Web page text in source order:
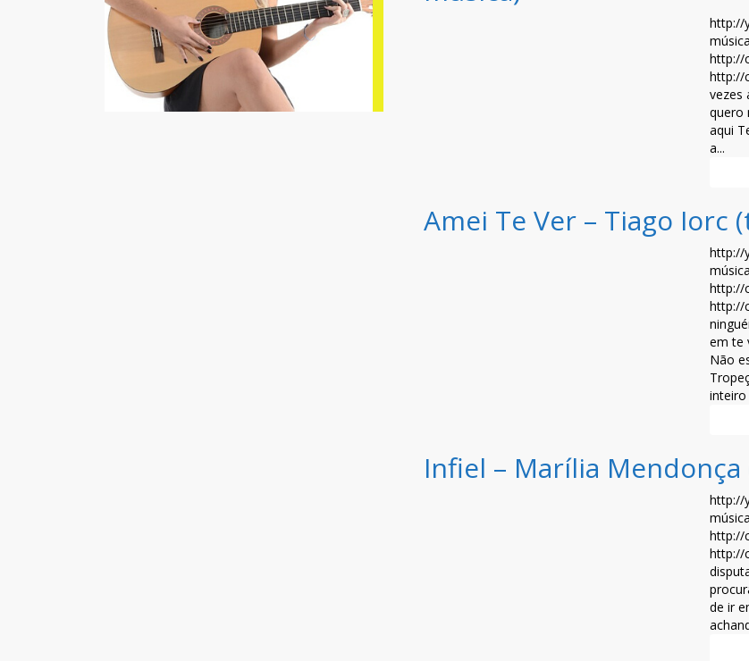
http://
http://
http://
vezes
quero
aqui
a...
Amei Te Ver – Tiago Iorc
http://
http://
http://
em te
Não
inteiro
Infiel – Marília
http://
http://
http://
de ir